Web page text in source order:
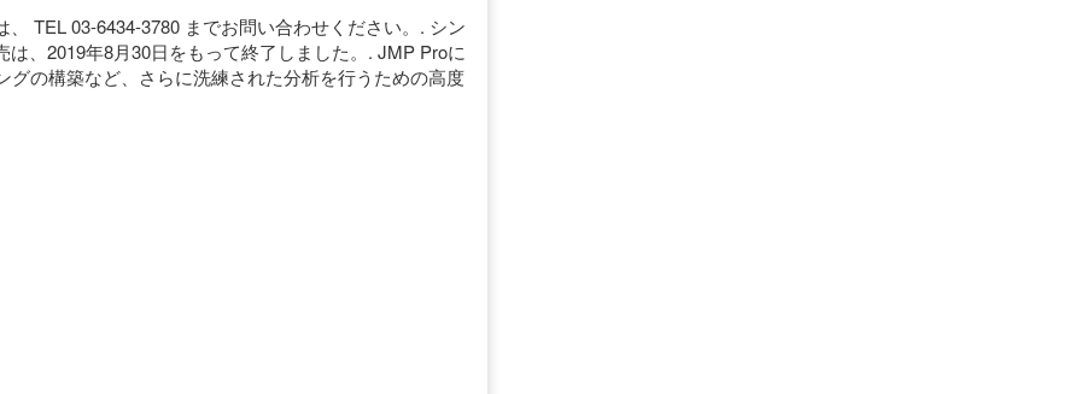
TEL 03-6434-3780 までお問い合わせください。. シン
、2019年8月30日をもって終了しました。. JMP Proに
の構築など、さらに洗練された分析を行うための高度